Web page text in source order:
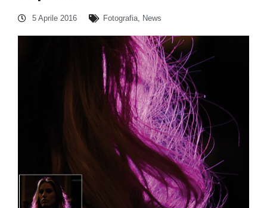
5 Aprile 2016 Fotografia, News